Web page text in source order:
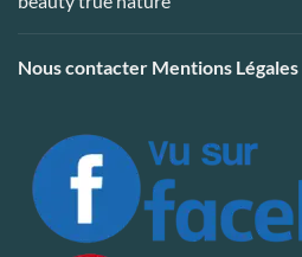
Nous contacter Mentions Légales